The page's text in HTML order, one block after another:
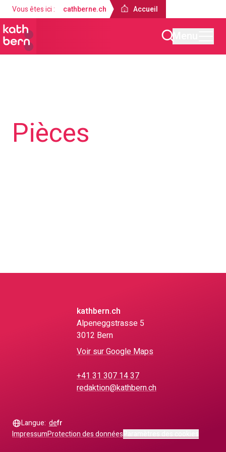
Vous êtes ici : cathberne.ch Accueil
Pièces
kathbern.ch
Alpeneggstrasse 5
3012 Bern
Voir sur Google Maps
+41 31 307 14 37
redaktion@kathbern.ch
ImpressumProtection des données
Langue: defr